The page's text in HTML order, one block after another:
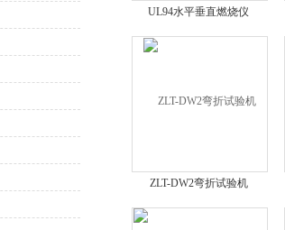
UL94水平垂直燃烧仪
ZLT-DW2弯折试验机